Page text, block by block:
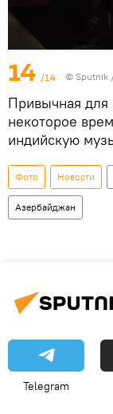
14 /14 © Sputnik
Привычная для
некоторое
индийскую
Фото Новости
Азербайджан
Telegram